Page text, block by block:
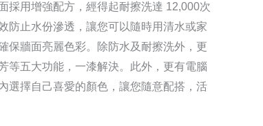
採用增強配方，經得起耐擦洗達 12,000次
防止水份滲透，讓您可以隨時用清水或家
保牆面亮麗色彩。除防水及耐擦洗外，更
等五大功能，一漆解決。此外，更有電腦
選擇自己喜愛的顏色，讓您隨意配搭，活